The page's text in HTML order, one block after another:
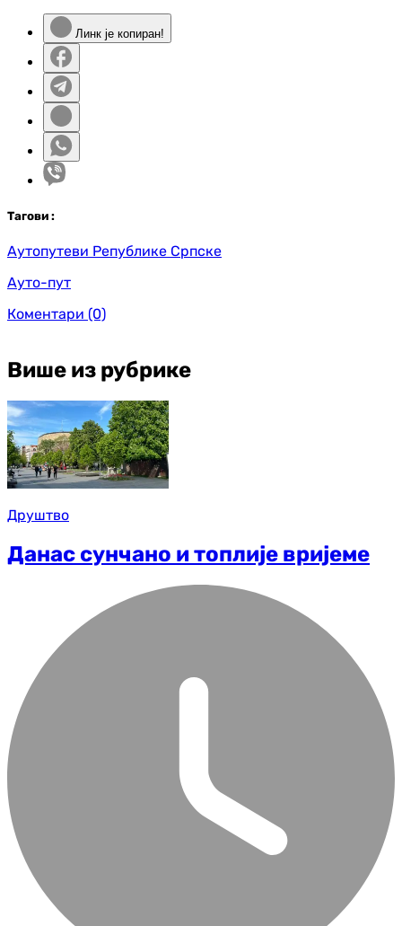
Линк је копиран!
Тагови :
Аутопутеви Републике Српске
Ауто-пут
Коментари (0)
Више из рубрике
Друштво
Данас сунчано и топлије вријеме